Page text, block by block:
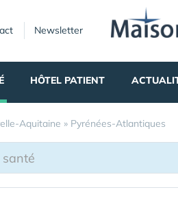
Newsletter
HÔTEL PATIENT
Aquitaine » Pyrénées-Atlantiques